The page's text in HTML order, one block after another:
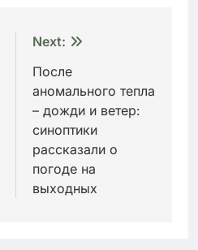
Next:
После
аномального тепла
– дожди и ветер:
синоптики
рассказали о
погоде на
выходных